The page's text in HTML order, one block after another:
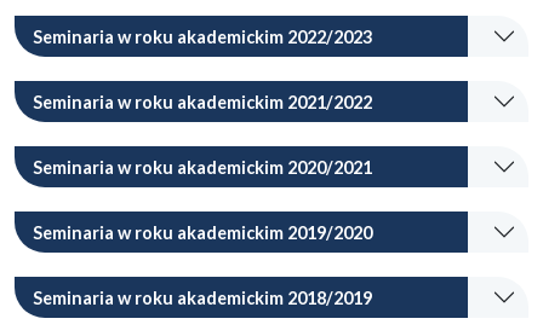
Seminaria w roku akademickim 2022/2023
Seminaria w roku akademickim 2021/2022
Seminaria w roku akademickim 2020/2021
Seminaria w roku akademickim 2019/2020
Seminaria w roku akademickim 2018/2019